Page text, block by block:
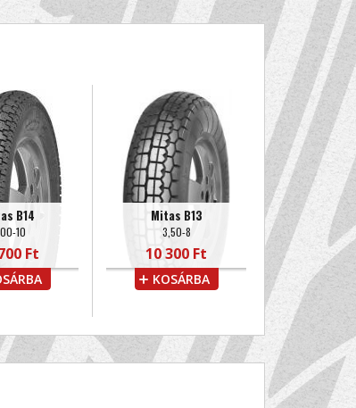
B14
10
Ft
Mitas B13
3,50-8
10 300 Ft
KOSÁRBA